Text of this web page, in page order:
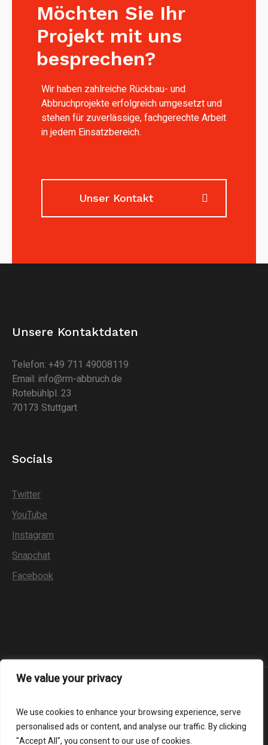
We value your privacy
We use cookies to enhance your browsing experience, serve
personalised ads or content, and analyse our traffic. By clicking
"Accept All", you consent to our use of cookies.
Möchten Sie Ihr
Projekt mit uns
besprechen?
Wir haben zahlreiche Rückbau- und
Abbruchprojekte erfolgreich umgesetzt und
stehen für zuverlässige, fachgerechte Arbeit
in jedem Einsatzbereich.
Unser Kontakt
Unsere Kontaktdaten
Telefon: +49 711 49008119
Email: info@rm-abbruch.de
Rotebühlpl. 23
70173 Stuttgart
Socials
Twitter
YouTube
Instagram
Snapchat
Facebook
RM-Abbruch - Ihr Partner für Abbruch und Abriss